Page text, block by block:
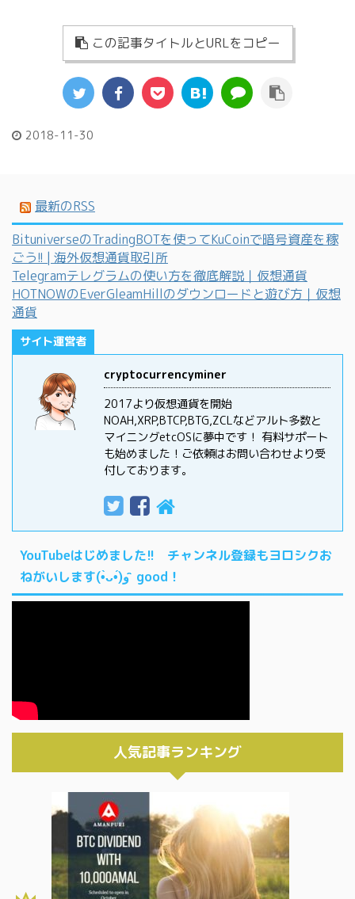
この記事タイトルとURLをコピー
2018-11-30
最新のRSS
BituniverseのTradingBOTを使ってKuCoinで暗号資産を稼
ごう!! | 海外仮想通貨取引所
Telegramテレグラムの使い方を徹底解説｜仮想通貨
HOTNOWのEverGleamHillのダウンロードと遊び方｜仮想
通貨
サイト運営者
cryptocurrencyminer
2017より仮想通貨を開始
NOAH,XRP,BTCP,BTG,ZCLなどアルト多数と
マイニングetcOSに夢中です！ 有料サポート
も始めました！ご依頼はお問い合わせより受
付しております。
YouTubeはじめました!! チャンネル登録もヨロシクお
ねがいします(•̀ᴗ•́)و ̑̑ good！
人気記事ランキング